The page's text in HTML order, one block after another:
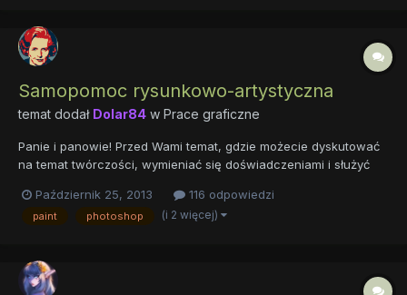
Samopomoc rysunkowo-artystyczna
temat dodał Dolar84 w Prace graficzne
Panie i panowie! Przed Wami temat, gdzie możecie dyskutować
na temat twórczości, wymieniać się doświadczeniami i służyć
rysowania/animowania/ogólnego artystycznego tworzenia. Czy
chcecie porozmawiać o tworzeniu tła w rysunkach, c...
Październik 25, 2013 116 odpowiedzi
paint photoshop (i 2 więcej)